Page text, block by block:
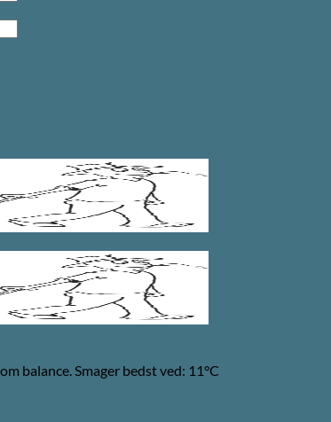
balance. Smager bedst ved: 11°C